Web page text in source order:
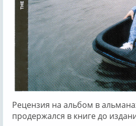
Рецензия на альбом в
продержался в книге до